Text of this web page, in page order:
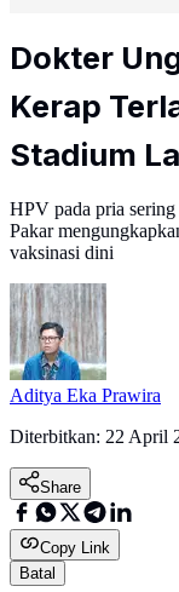
Dokter
Kerap
Stadium
HPV pada pria
Pakar
vaksinasi dini
Aditya Eka Prawira
Diterbitkan: 22 April
Share
Copy Link
Batal